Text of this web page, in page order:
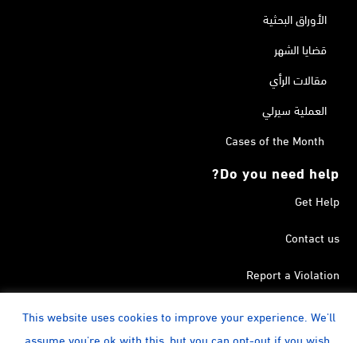
الأوراق البحثية
قضايا الشهر
مقالات الرأي
العملية سيرلي
Cases of the Month
Do you need help?
Get Help
Contact us
Report a Violation
Search in the Terrorism List
This website uses cookies to improve your experience. We'll